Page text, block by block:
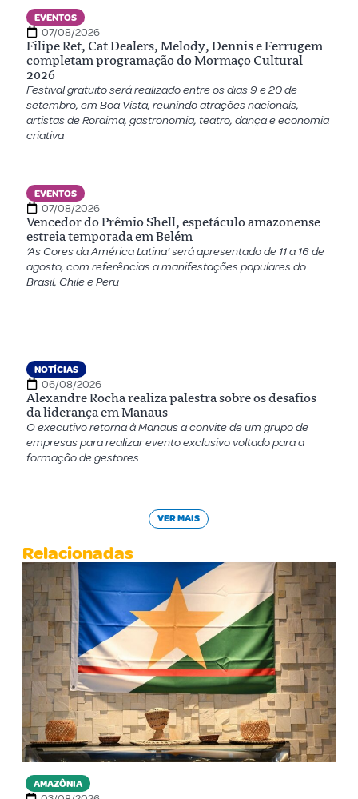
EVENTOS
07/08/2026
Filipe Ret, Cat Dealers, Melody, Dennis e Ferrugem
completam programação do Mormaço Cultural
2026
Festival gratuito será realizado entre os dias 9 e 20 de
setembro, em Boa Vista, reunindo atrações nacionais,
artistas de Roraima, gastronomia, teatro, dança e economia
criativa
EVENTOS
07/08/2026
Vencedor do Prêmio Shell, espetáculo amazonense
estreia temporada em Belém
‘As Cores da América Latina’ será apresentado de 11 a 16 de
agosto, com referências a manifestações populares do
Brasil, Chile e Peru
NOTÍCIAS
06/08/2026
Alexandre Rocha realiza palestra sobre os desafios
da liderança em Manaus
O executivo retorna à Manaus a convite de um grupo de
empresas para realizar evento exclusivo voltado para a
formação de gestores
VER MAIS
Relacionadas
AMAZÔNIA